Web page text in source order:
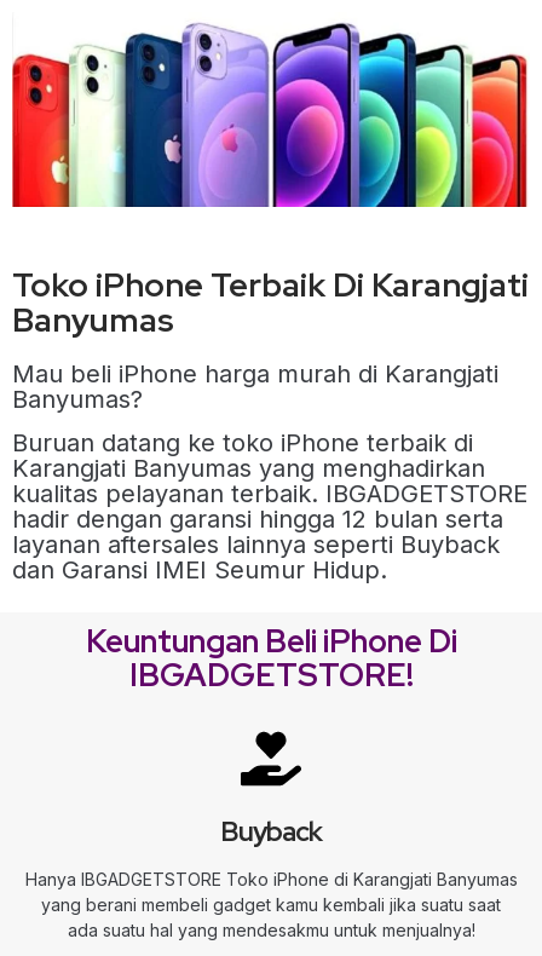
Toko iPhone Terbaik Di Karangjati
Banyumas
Mau beli iPhone harga murah di Karangjati
Banyumas?
Buruan datang ke toko iPhone terbaik di
Karangjati Banyumas yang menghadirkan
kualitas pelayanan terbaik. IBGADGETSTORE
hadir dengan garansi hingga 12 bulan serta
layanan aftersales lainnya seperti Buyback
dan Garansi IMEI Seumur Hidup.
Keuntungan Beli iPhone Di
IBGADGETSTORE!
Buyback
Hanya IBGADGETSTORE Toko iPhone di Karangjati Banyumas
yang berani membeli gadget kamu kembali jika suatu saat
ada suatu hal yang mendesakmu untuk menjualnya!